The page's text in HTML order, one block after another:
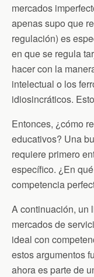
mercados
apenas supo que
regulación) es
en que se regula
hacer con la
intelectual o los
idiosincráticos.
Entonces, ¿cómo
educativos? Una
requiere primero
específico. ¿En
competencia
A continuación, un
mercados de
ideal con
estos argumentos
ahora es parte de